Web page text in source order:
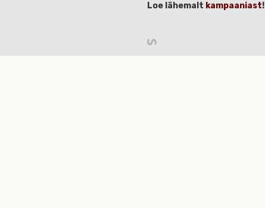
Loe lähemalt kampaaniast!